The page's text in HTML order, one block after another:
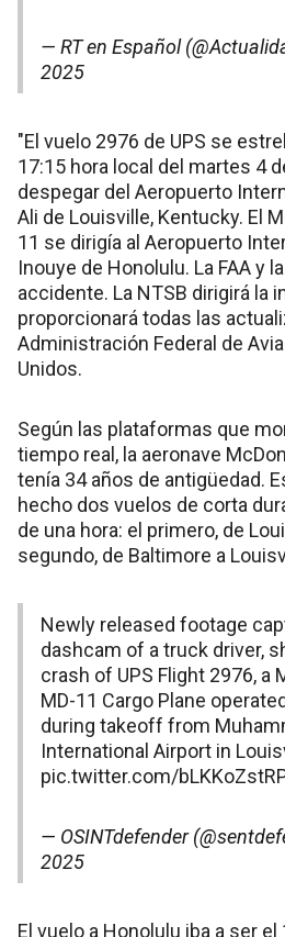
— RT en Español
2025
"El vuelo 2976 de UPS se
17:15 hora local del martes 4
despegar del Aeropuerto
Ali de Louisville, Kentucky. El
11 se dirigía al Aeropuerto
Inouye de Honolulu. La FAA y
accidente. La NTSB dirigirá la
proporcionará todas las
Administración Federal de
Unidos.
Según las plataformas que
tiempo real, la aeronave
tenía 34 años de antigüedad.
hecho dos vuelos de corta
de una hora: el primero, de
segundo, de Baltimore a
Newly released footage
dashcam of a truck driver,
crash of UPS Flight 2976, a
MD-11 Cargo Plane
during takeoff from
International Airport in
pic.twitter.com/
— OSINTdefender
2025
El vuelo a Honolulu iba a ser el